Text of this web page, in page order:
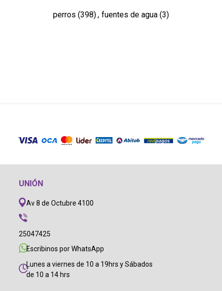
perros (398), fuentes de agua (3)
UNIÓN
Av 8 de Octubre 4100
25047425
Escribinos por WhatsApp
Lunes a viernes de 10 a 19hrs y Sábados
de 10 a 14 hrs